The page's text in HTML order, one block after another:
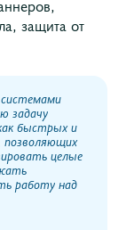
защита от
задачу
быстрых и
целые
работу над